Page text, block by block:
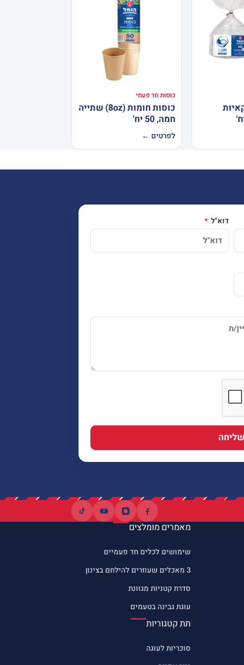
כוסות חד פעמי
כוסות חומות (8oz) שתייה
חמה, 50 יח'
לפרטים ←
דוא"ל
שליחה
מאמרים מומלצים
שימושים לכלים חד פעמיים
3 מאכלים שעוזרים להילחם בצינון
סדרת קטניות מגוונת
עוגת גבינה בטעמים
תת קטגוריות
סוכריות לעוגה